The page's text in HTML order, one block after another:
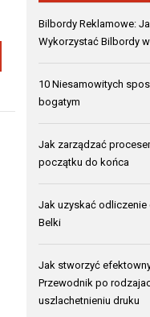
Bilbordy Reklamowe:
Wykorzystać Bilbordy
10 Niesamowitych
bogatym
Jak zarządzać
początku do końca
Jak uzyskać
Belki
Jak stworzyć
Przewodnik po
uszlachetnieniu druku